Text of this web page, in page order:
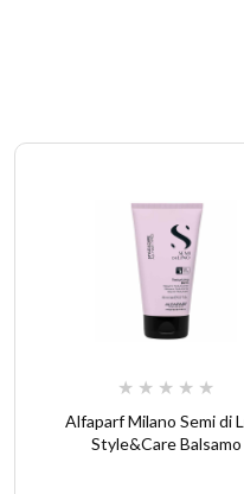
★ ★ ★ ★ ★
Alfaparf Milano Semi di
Style&Care Balsamo